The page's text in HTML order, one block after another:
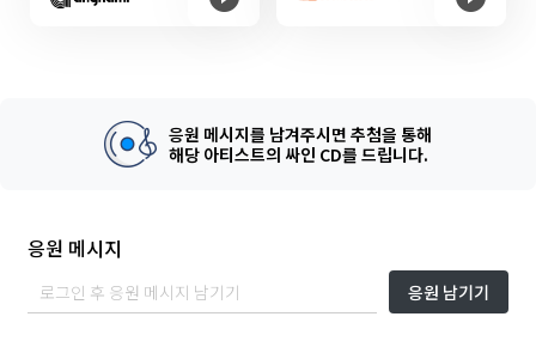
응원 메시지를 남겨주시면 추첨을 통해
해당 아티스트의 싸인 CD를 드립니다.
응원 메시지
응원 남기기